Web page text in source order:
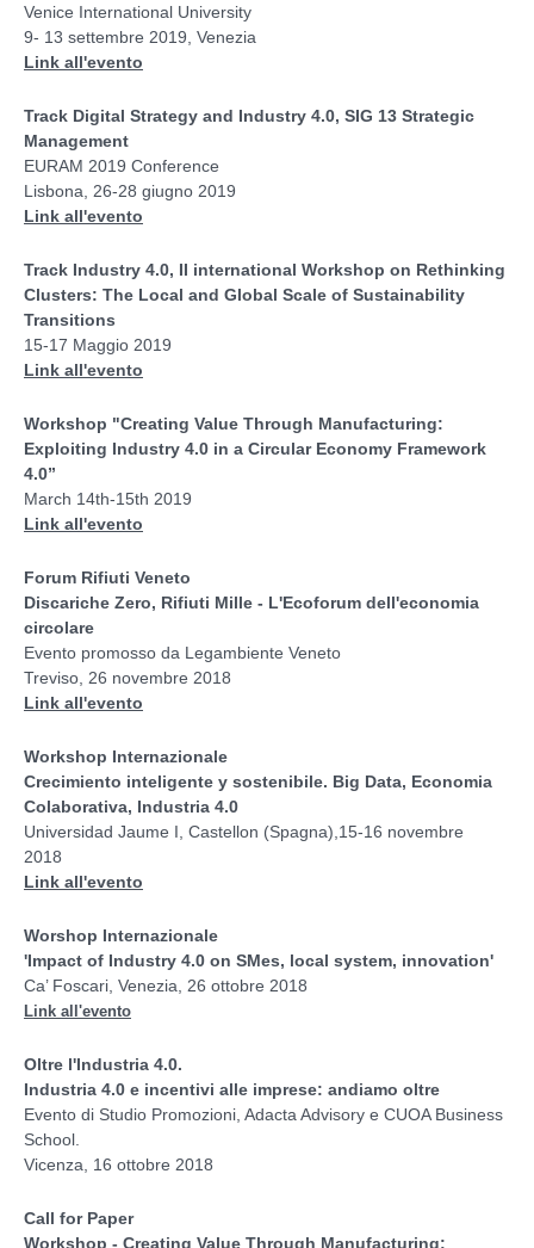
Venice International University
9- 13 settembre 2019, Venezia
Link all'evento
Track Digital Strategy and Industry 4.0, SIG 13 Strategic
Management
EURAM 2019 Conference
Lisbona, 26-28 giugno 2019
Link all'evento
Track Industry 4.0, II international Workshop on Rethinking
Clusters: The Local and Global Scale of Sustainability
Transitions
15-17 Maggio 2019
Link all'evento
Workshop "Creating Value Through Manufacturing:
Exploiting Industry 4.0 in a Circular Economy Framework
4.0”
March 14th-15th 2019
Link all'evento
Forum Rifiuti Veneto
Discariche Zero, Rifiuti Mille - L'Ecoforum dell'economia
circolare
Evento promosso da Legambiente Veneto
Treviso, 26 novembre 2018
Link all'evento
Workshop Internazionale
Crecimiento inteligente y sostenibile. Big Data, Economia
Colaborativa, Industria 4.0
Universidad Jaume I, Castellon (Spagna), 15-16 novembre
2018
Link all'evento
Worshop Internazionale
'Impact of Industry 4.0 on SMes, local system, innovation'
Ca’ Foscari, Venezia, 26 ottobre 2018
Link all'evento
Oltre l'Industria 4.0.
Industria 4.0 e incentivi alle imprese: andiamo oltre
Evento di Studio Promozioni, Adacta Advisory e CUOA Business
School.
Vicenza, 16 ottobre 2018
Call for Paper
Workshop - Creating Value Through Manufacturing: